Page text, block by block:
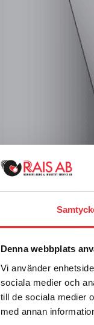
Denna webbplats
Vi använder
sociala medier och
till de sociala medier
med annan